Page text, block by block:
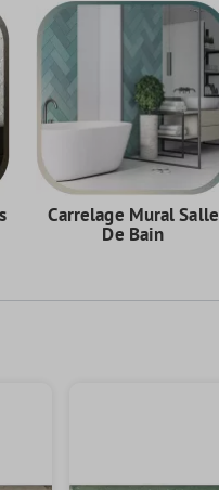
Carrelage Mural Salle
De Bain